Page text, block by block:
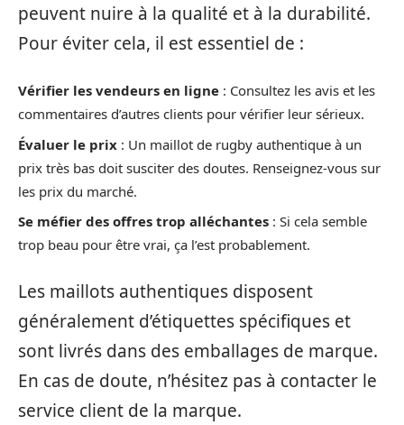
peuvent nuire à la qualité et à la durabilité.
Pour éviter cela, il est essentiel de :
Vérifier les vendeurs en ligne : Consultez les avis et les
commentaires d’autres clients pour vérifier leur sérieux.
Évaluer le prix : Un maillot de rugby authentique à un
prix très bas doit susciter des doutes. Renseignez-vous sur
les prix du marché.
Se méfier des offres trop alléchantes : Si cela semble
trop beau pour être vrai, ça l’est probablement.
Les maillots authentiques disposent
généralement d’étiquettes spécifiques et
sont livrés dans des emballages de marque.
En cas de doute, n’hésitez pas à contacter le
service client de la marque.